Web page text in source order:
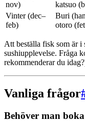
nov)
katsuo
Vinter (dec–
feb)
Buri
otoro
Att beställa fisk som är i
sushiupplevelse. Fråga
rekommenderar du
Vanliga frågor
Behöver man